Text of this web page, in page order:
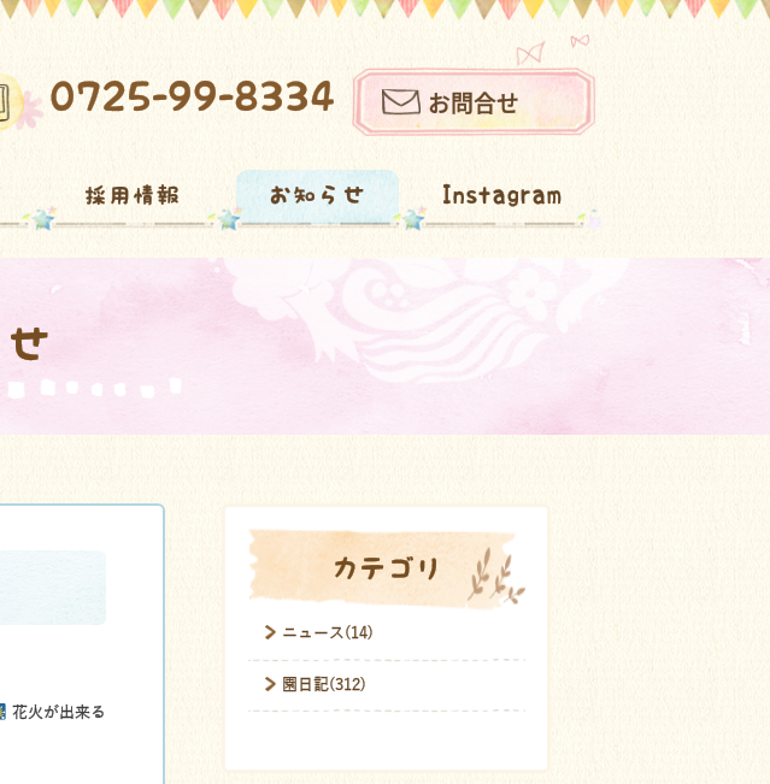
0725-99-8334 お問合せ
採用情報 お知らせ Instagram
花火が出来る
カテゴリ
ニュース(14)
園日記(312)